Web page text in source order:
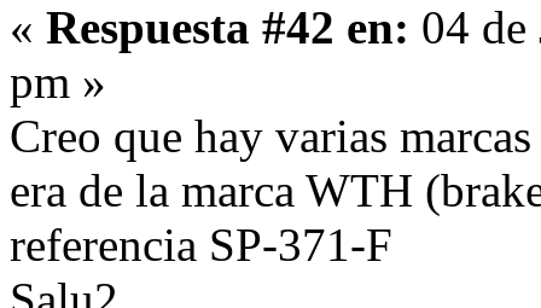
« Respuesta #42 en: 04
pm »
Creo que hay varias
era de la marca WTH
referencia SP-371-F